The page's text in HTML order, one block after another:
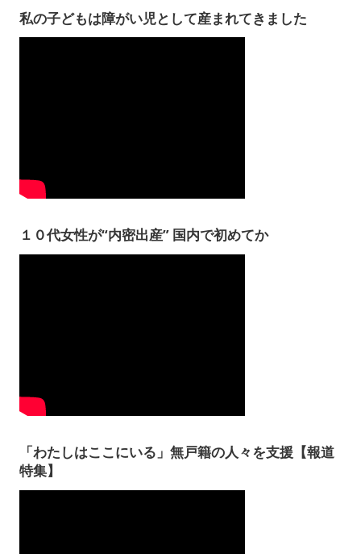
私の子どもは障がい児として産まれてきました
１０代女性が“内密出産” 国内で初めてか
「わたしはここにいる」無戸籍の人々を支援【報道
特集】